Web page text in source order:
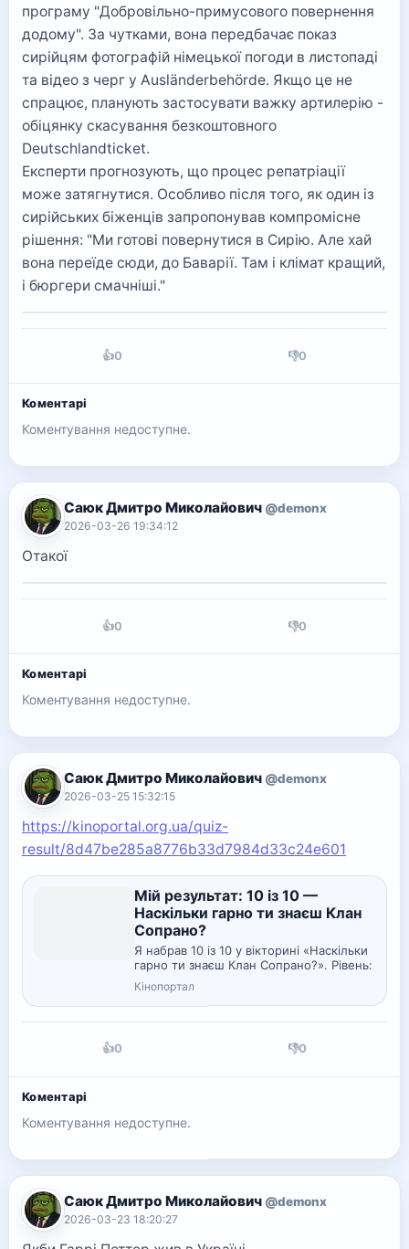
програму "Добровільно-примусового повернення
додому". За чутками, вона передбачає показ
сирійцям фотографій німецької погоди в листопаді
та відео з черг у Ausländerbehörde. Якщо це не
спрацює, планують застосувати важку артилерію -
обіцянку скасування безкоштовного
Deutschlandticket.
Експерти прогнозують, що процес репатріації
може затягнутися. Особливо після того, як один із
сирійських біженців запропонував компромісне
рішення: "Ми готові повернутися в Сирію. Але хай
вона переїде сюди, до Баварії. Там і клімат кращий,
і бюргери смачніші."
👍0 👎0
Коментарі
Коментування недоступне.
Саюк Дмитро Миколайович @demonx
2026-03-26 19:34:12
Отакої
👍0 👎0
Коментарі
Коментування недоступне.
Саюк Дмитро Миколайович @demonx
2026-03-25 15:32:15
https://kinoportal.org.ua/quiz-
result/8d47be285a8776b33d7984d33c24e601
Мій результат: 10 із 10 —
Наскільки гарно ти знаєш Клан
Сопрано?
Я набрав 10 із 10 у вікторині «Наскільки
гарно ти знаєш Клан Сопрано?». Рівень:
Експерт.
Кінопортал
👍0 👎0
Коментарі
Коментування недоступне.
Саюк Дмитро Миколайович @demonx
2026-03-23 18:20:27